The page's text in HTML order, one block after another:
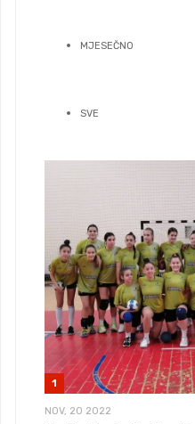
MJESEČNO
SVE
1
NOV, 20 2022